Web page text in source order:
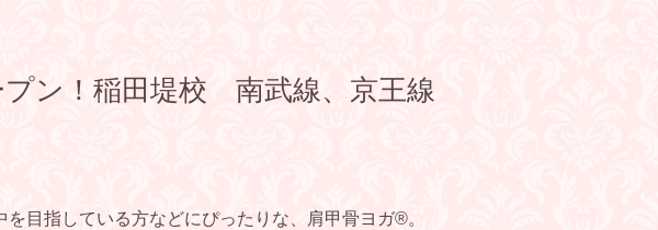
プン！稲田堤校 南武線、京王線
目指している方などにぴったりな、肩甲骨ヨガ®︎。